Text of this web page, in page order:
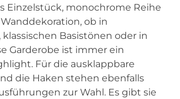
Einzelstück, monochrome Reihe
ob in
Basistönen oder in
Garderobe ist immer ein
Für die ausklappbare
die Haken stehen ebenfalls
zur Wahl. Es gibt sie